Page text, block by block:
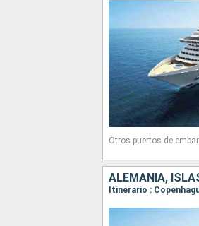
Otros puertos de
ALEMANIA,
Itinerario :